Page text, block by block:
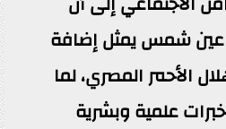
عين شمس يمثل إضافة
الأحمر المصري، لما
علمية وبشرية